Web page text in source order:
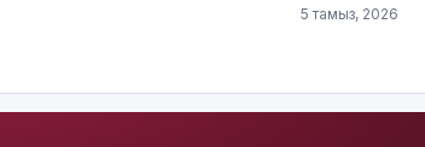
5 тамыз, 2026